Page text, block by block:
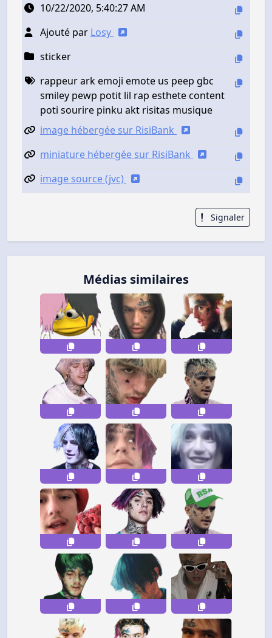
10/22/2020, 5:40:27 AM
Ajouté par Losy
sticker
rappeur ark emoji emote us peep gbc
smiley pewp potit lil rap esthete content
poti sourire pinku akt risitas musique
image hébergée sur RisiBank
miniature hébergée sur RisiBank
image source (jvc)
Signaler
Médias similaires